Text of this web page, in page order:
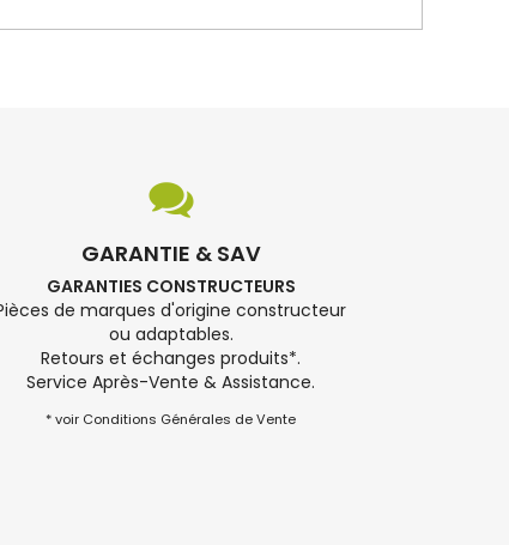
GARANTIE & SAV
GARANTIES CONSTRUCTEURS
de marques d'origine constructeur
ou adaptables.
Retours et échanges produits*.
Service Après-Vente & Assistance.
* voir Conditions Générales de Vente